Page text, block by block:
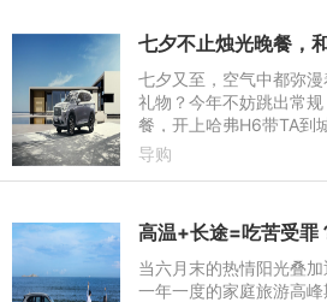
七夕又至，空气中都弥
礼物？今年不妨跳出常
餐，开上哈弗H6带TA到
人的浪漫自驾，把专属回
导购
当六月末的热情阳光叠
一年一度的家庭旅游高